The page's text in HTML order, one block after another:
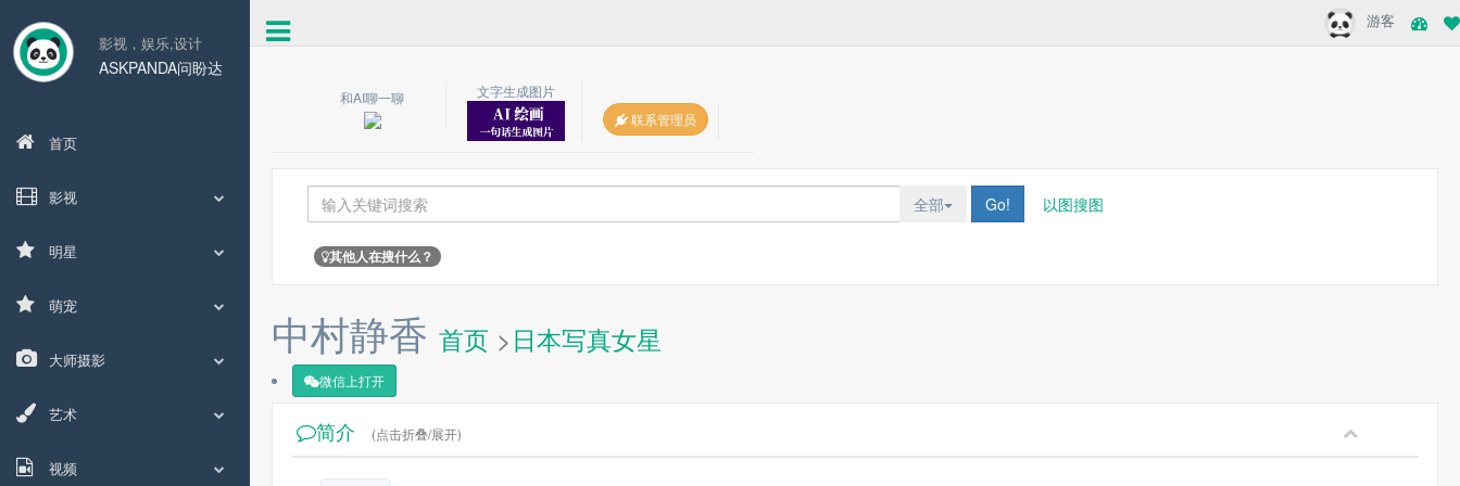
影视，娱乐,设计
ASKPANDA问盼达
首页
影视
明星
萌宠
大师摄影
艺术
视频
游客
和AI聊一聊
文字生成图片
联系管理员
全部 Go! 以图搜图
其他人在搜什么？
中村静香 首页 >日本写真女星
微信上打开
简介 (点击折叠/展开)